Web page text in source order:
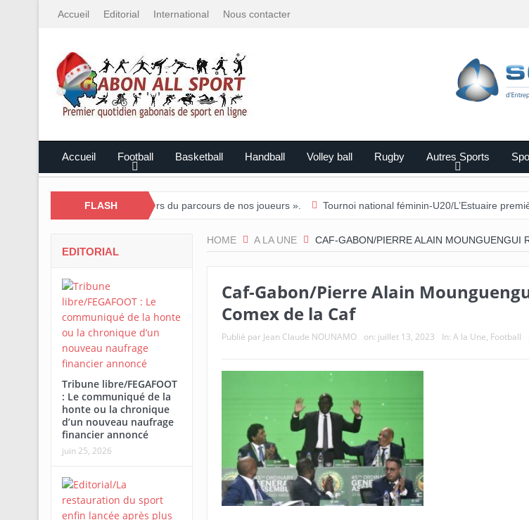
Accueil Editorial International Nous contacter
Accueil Football Basketball Handball Volley ball Rugby Autres Sports
FLASH
: « Nous sommes fiers du parcours de nos joueurs ». Tournoi national féminin-U20/L’Estuaire première
HOME A LA UNE CAF-GABON/PIERRE ALAIN MOUNGUENGUI
Caf-Gabon/Pierre Alain
Comex de la Caf
Publié par Jean Claude NOUNAMO on: juillet 13, 2023 In: A la Une, Football
EDITORIAL
Tribune libre/FEGAFOOT
: Le communiqué de la
honte ou la chronique
d’un nouveau naufrage
financier annoncé
juin 25, 2026